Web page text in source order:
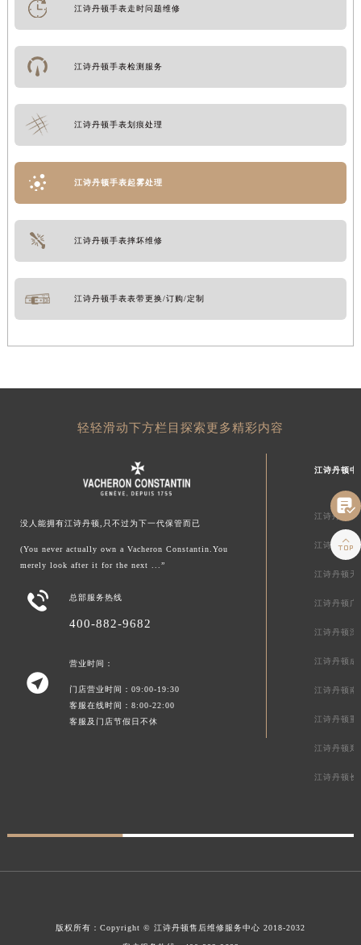
江诗丹顿手表走时问题维修
江诗丹顿手表检测服务
江诗丹顿手表划痕处理
江诗丹顿手表起雾处理
江诗丹顿手表摔坏维修
江诗丹顿手表表带更换/订购/定制
轻轻滑动下方栏目探索更多精彩内容
没人能拥有江诗丹顿,只不过为下一代保管而已
(You never actually own a Vacheron Constantin.You
merely look after it for the next ...”
 总部服务热线
400-882-9682

营业时间：
门店营业时间：09:00-19:30
客服在线时间：8:00-22:00
客服及门店节假日不休
江诗丹顿中
江诗丹顿北
江诗丹顿上
江诗丹顿天
江诗丹顿广
江诗丹顿深
江诗丹顿成
江诗丹顿南
江诗丹顿重
江诗丹顿郑
江诗丹顿长
版权所有： Copyright © 江诗丹顿售后维修服务中心 2018-2032

